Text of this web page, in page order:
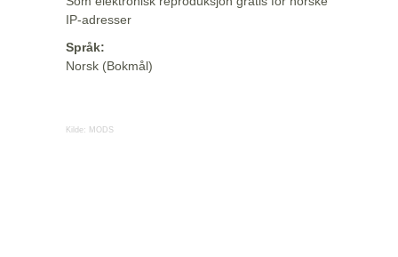
IP-adresser
Språk:
Norsk (Bokmål)
Kilde: MODS